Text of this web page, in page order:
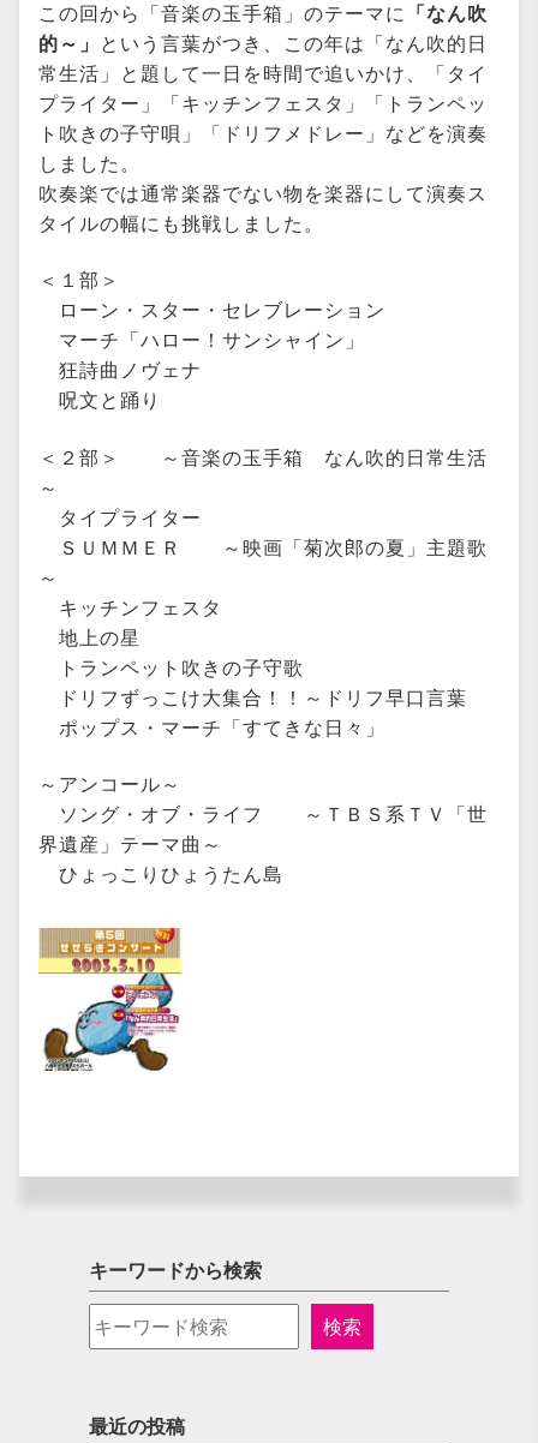
この回から「音楽の玉手箱」のテーマに 「なん吹
的～」 という言葉がつき、この年は「なん吹的日
常生活」と題して一日を時間で追いかけ、「タイ
プライター」「キッチンフェスタ」「トランペッ
ト吹きの子守唄」「ドリフメドレー」などを演奏
しました。
吹奏楽では通常楽器でない物を楽器にして演奏ス
タイルの幅にも挑戦しました。
＜１部＞
ローン・スター・セレブレーション
マーチ「ハロー！サンシャイン」
狂詩曲ノヴェナ
呪文と踊り
＜２部＞ ～音楽の玉手箱 なん吹的日常生活
～
タイプライター
ＳＵＭＭＥＲ ～映画「菊次郎の夏」主題歌
～
キッチンフェスタ
地上の星
トランペット吹きの子守歌
ドリフずっこけ大集合！！～ドリフ早口言葉
ポップス・マーチ「すてきな日々」
～アンコール～
ソング・オブ・ライフ ～ＴＢＳ系ＴＶ「世
界遺産」テーマ曲～
ひょっこりひょうたん島
キーワードから検索
最近の投稿